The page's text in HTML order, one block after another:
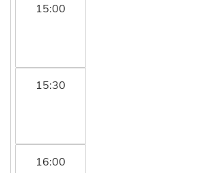
15:00
15:30
16:00